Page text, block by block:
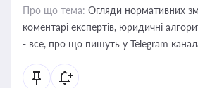
Про що тема: Огляди нормативних
коментарі експертів, юридичні
- все, про що пишуть у Telegram